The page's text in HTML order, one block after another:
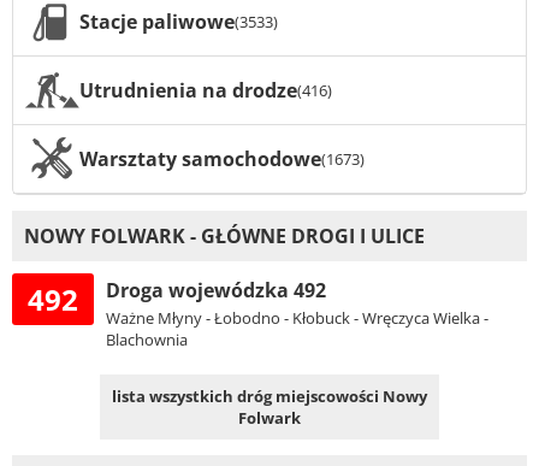
Stacje paliwowe(3533)
Utrudnienia na drodze(416)
Warsztaty samochodowe(1673)
NOWY FOLWARK - GŁÓWNE DROGI I ULICE
492 Droga wojewódzka 492
Ważne Młyny - Łobodno - Kłobuck - Wręczyca Wielka -
Blachownia
lista wszystkich dróg miejscowości Nowy
Folwark